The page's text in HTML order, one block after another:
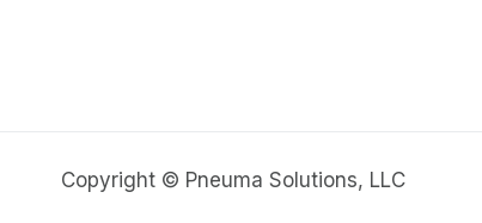
Copyright © Pneuma Solutions, LLC